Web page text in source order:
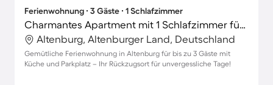
Ferienwohnung ∙ 3 Gäste ∙ 1 Schlafzimmer
Charmantes Apartment mit 1 Schlafzimmer für 3 Personen
Altenburg, Altenburger Land, Deutschland
Gemütliche Ferienwohnung in Altenburg für bis zu 3 Gäste mit
Küche und Parkplatz – Ihr Rückzugsort für unvergessliche Tage!